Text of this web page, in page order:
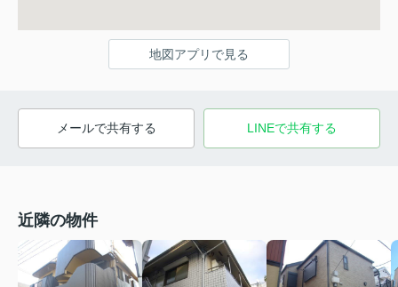
地図アプリで見る
メールで共有する LINEで共有する
近隣の物件